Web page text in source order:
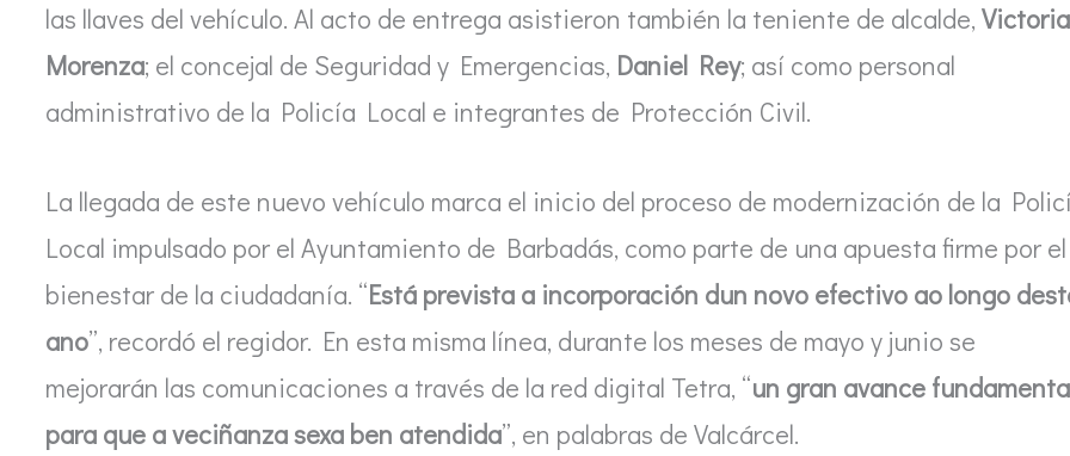
las llaves del vehículo. Al acto de entrega asistieron también la teniente de alcalde, Victoria
Morenza; el concejal de Seguridad y Emergencias, Daniel Rey; así como personal
administrativo de la Policía Local e integrantes de Protección Civil.
La llegada de este nuevo vehículo marca el inicio del proceso de modernización de la
Local impulsado por el Ayuntamiento de Barbadás, como parte de una apuesta firme por el
bienestar de la ciudadanía. “Está prevista a incorporación dun novo efectivo ao longo
ano”, recordó el regidor. En esta misma línea, durante los meses de mayo y junio se
mejorarán las comunicaciones a través de la red digital Tetra, “un gran avance
para que a veciñanza sexa ben atendida”, en palabras de Valcárcel.